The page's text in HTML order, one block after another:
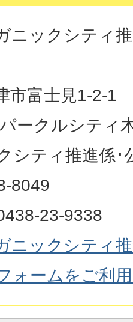
ニックシティ
市富士見1-2-1
ークルシティ
シティ推進係･
8049
23-9338
ニックシティ
ォームをご利